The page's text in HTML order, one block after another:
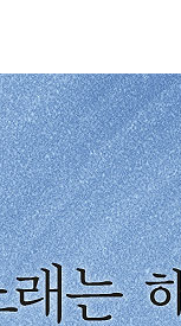
차
명가
트로이트
I
II